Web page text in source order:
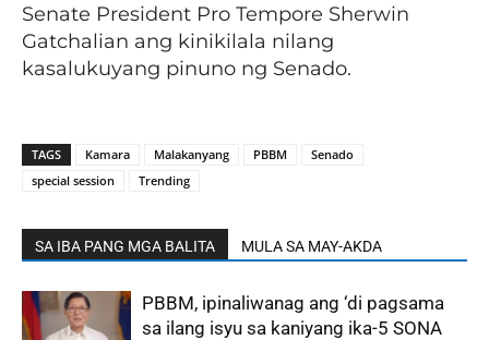
Senate President Pro Tempore Sherwin
Gatchalian ang kinikilala nilang
kasalukuyang pinuno ng Senado.
TAGS Kamara Malakanyang PBBM
Senado
special session
Trending
SA IBA PANG MGA BALITA MULA SA MAY-AKDA
PBBM, ipinaliwanag ang ‘di pagsama
sa ilang isyu sa kaniyang ika-5 SONA